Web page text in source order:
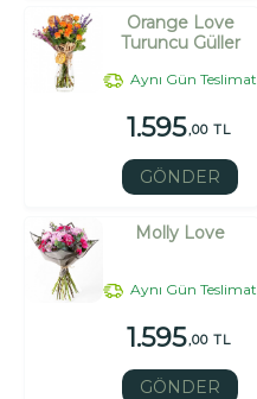
Orange Love
Turuncu Güller
Aynı Gün Teslimat
1.595,00 TL
GÖNDER
Molly Love
Aynı Gün Teslimat
1.595,00 TL
GÖNDER